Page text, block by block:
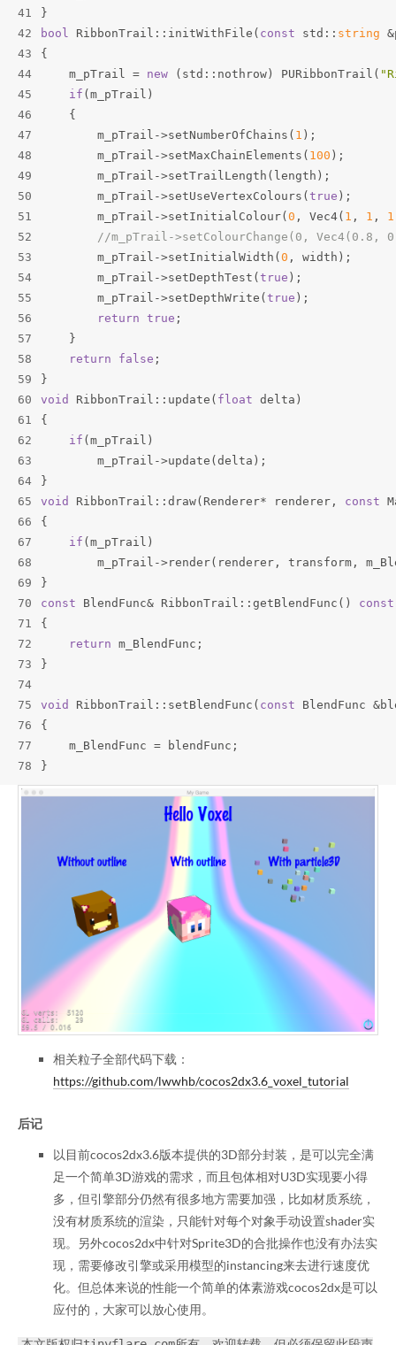
41
42
43
44
45
46
47
48
49
50
51
52
53
54
55
56
57
58
59
60
61
62
63
64
65
66
67
68
69
70
71
72
73
74
75
76
77
78
}
bool
RibbonTrail::initWithFile( const std:: string
{
    m_pTrail =
new (std::nothrow) PURibbonTrail(
if (m_pTrail)
    {
        m_pTrail->setNumberOfChains(
1 );
        m_pTrail->setMaxChainElements(
100 );
        m_pTrail->setTrailLength(length);
        m_pTrail->setUseVertexColours(
true );
        m_pTrail->setInitialColour(
0 , Vec4( 1 , 1 , 1
//m_pTrail->setColourChange(0,
        m_pTrail->setInitialWidth(
0 , width);
        m_pTrail->setDepthTest(
true );
        m_pTrail->setDepthWrite(
true );
return true ;
    }
return
false ;
}
void
RibbonTrail::update( float delta)
{
if (m_pTrail)
        m_pTrail->update(delta);
}
void
RibbonTrail::draw(Renderer* renderer, const
{
if (m_pTrail)
m_pTrail->render(renderer, transform,
}
const BlendFunc& RibbonTrail::getBlendFunc() const
{
return m_BlendFunc;
}
void RibbonTrail::setBlendFunc( const BlendFunc
{
    m_BlendFunc = blendFunc;
}
相关粒子全部代码下载：
https://github.com/lwwhb/cocos2dx3.6_voxel_tutorial
后记
以目前cocos2dx3.6版本提供的3D部分封装，是可以完全满
足一个简单3D游戏的需求，而且包体相对U3D实现要小得
多，但引擎部分仍然有很多地方需要加强，比如材质系统，
没有材质系统的渲染，只能针对每个对象手动设置shader实
现。另外cocos2dx中针对Sprite3D的合批操作也没有办法实
现，需要修改引擎或采用模型的instancing来去进行速度优
化。但总体来说的性能一个简单的体素游戏cocos2dx是可以
应付的，大家可以放心使用。